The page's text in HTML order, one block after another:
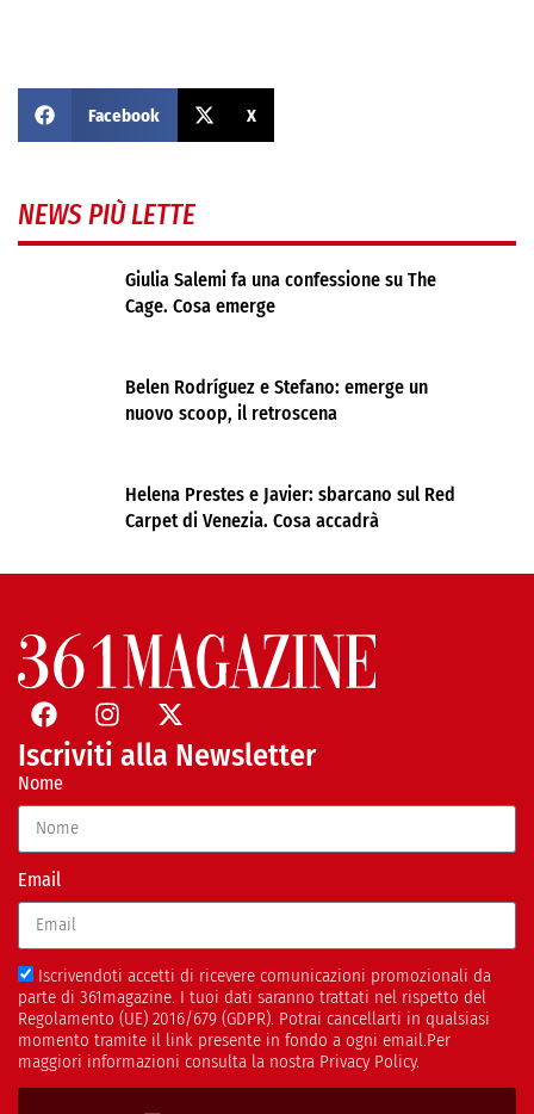
Facebook X
NEWS PIÙ LETTE
Giulia Salemi fa una confessione su The
Cage. Cosa emerge
Belen Rodríguez e Stefano: emerge un
nuovo scoop, il retroscena
Helena Prestes e Javier: sbarcano sul Red
Carpet di Venezia. Cosa accadrà
Iscriviti alla Newsletter
Nome
Email
Iscrivendoti accetti di ricevere comunicazioni promozionali da
parte di 361magazine. I tuoi dati saranno trattati nel rispetto del
Regolamento (UE) 2016/679 (GDPR). Potrai cancellarti in qualsiasi
momento tramite il link presente in fondo a ogni email.Per
maggiori informazioni consulta la nostra Privacy Policy.